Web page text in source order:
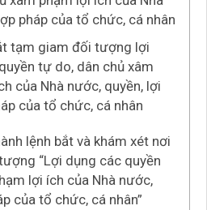
pháp của tổ chức, cá nhân
tạm giam đối tượng lợi
tự do, dân chủ xâm
của Nhà nước, quyền, lợi
của tổ chức, cá nhân
lệnh bắt và khám xét nơi
“Lợi dụng các quyền
lợi ích của Nhà nước,
của tổ chức, cá nhân”